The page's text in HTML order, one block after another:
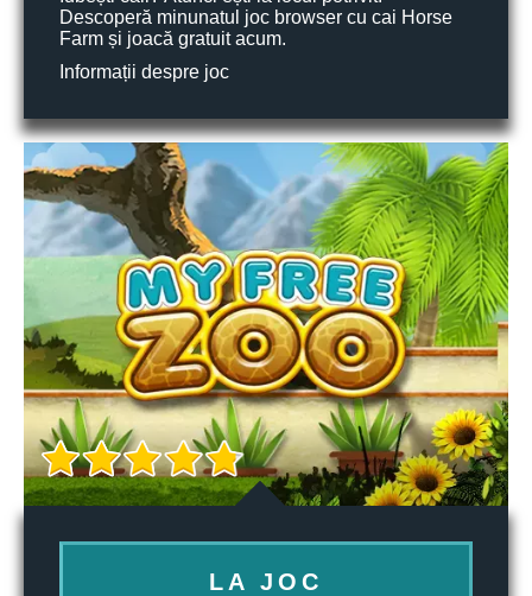
Descoperă minunatul joc browser cu cai Horse
Farm și joacă gratuit acum.
Informații despre joc
LA JOC